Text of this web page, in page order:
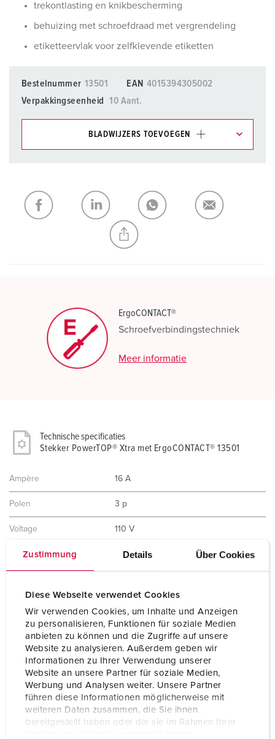
Zustimmung Details Über Cookies
Diese Webseite verwendet Cookies
Wir verwenden Cookies, um Inhalte und Anzeigen
zu personalisieren, Funktionen für soziale Medien
anbieten zu können und die Zugriffe auf unsere
Website zu analysieren. Außerdem geben wir
Informationen zu Ihrer Verwendung unserer
Website an unsere Partner für soziale Medien,
Werbung und Analysen weiter. Unsere Partner
führen diese Informationen möglicherweise mit
weiteren Daten zusammen, die Sie ihnen
bereitgestellt haben oder die sie im Rahmen Ihrer
trekontlasting en knikbescherming
behuizing met schroefdraad met vergrendeling
etiketteervlak voor zelfklevende etiketten
Bestelnummer 13501 EAN 4015394305002
Verpakkingseenheid
10 Aant.
BLADWIJZERS TOEVOEGEN
Mijn lijst TOEVOEGEN
NIEUW LIJST MAKEN
ErgoCONTACT®
Schroefverbindingstechniek
Meer informatie
Technische specificaties
Stekker PowerTOP® Xtra met ErgoCONTACT® 13501
Ampère 16 A
Polen 3 p
Voltage 110 V
Uurstand 4 h
Contacten
Beschermingsgraad
Gewicht
Certificeringen
CB Zertifikat
EAC